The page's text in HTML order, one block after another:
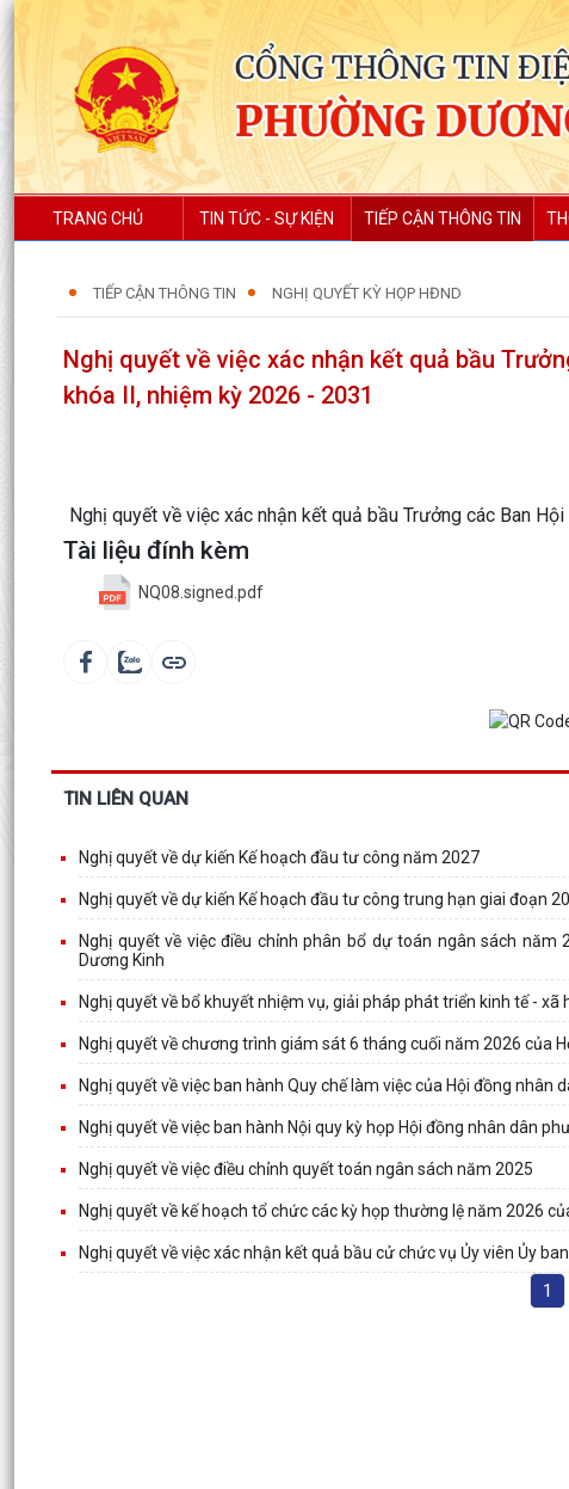
TRANG CHỦ TIN TỨC - SỰ KIỆN TIẾP CẬN THÔNG TIN
TIẾP CẬN THÔNG TIN NGHỊ QUYẾT KỲ HỌP HĐND
Nghị quyết về việc xác nhận kết quả bầu
khóa II, nhiệm kỳ 2026 - 2031
Nghị quyết về việc xác nhận kết quả bầu Trưởng các Ban
Tài liệu đính kèm
NQ08.signed.pdf
TIN LIÊN QUAN
Nghị quyết về dự kiến Kế hoạch đầu tư công năm 2027
Nghị quyết về dự kiến Kế hoạch đầu tư công trung hạn giai đoạn
Nghị quyết về việc điều chỉnh phân bổ dự toán ngân sách
Dương Kinh
Nghị quyết về bổ khuyết nhiệm vụ, giải pháp phát triển kinh tế -
Nghị quyết về chương trình giám sát 6 tháng cuối năm 2026 của
Nghị quyết về việc ban hành Quy chế làm việc của Hội đồng nhân
Nghị quyết về việc ban hành Nội quy kỳ họp Hội đồng nhân dân
Nghị quyết về việc điều chỉnh quyết toán ngân sách năm 2025
Nghị quyết về kế hoạch tổ chức các kỳ họp thường lệ năm 2026
Nghị quyết về việc xác nhận kết quả bầu cử chức vụ Ủy viên Ủy
1